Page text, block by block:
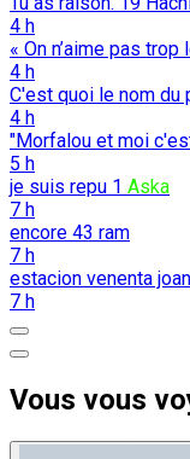
4 h
« On n’aime pas
4 h
C'est quoi le nom du
4 h
"Morfalou et moi
5 h
je suis repu 1 Aska
7 h
encore 43 ram
7 h
estacion venenta
7 h
Vous vous